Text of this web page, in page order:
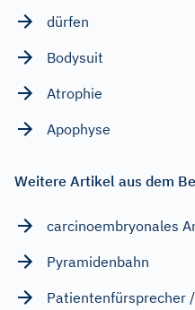
dürfen
Bodysuit
Atrophie
Apophyse
Weitere Artikel aus dem
carcinoembryonales
Pyramidenbahn
Patientenfürsprecher